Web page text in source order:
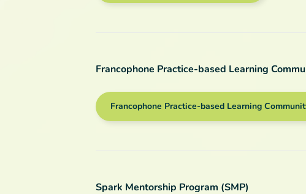
Francophone Practice-based Learning
Francophone Practice-based Learning
Spark Mentorship Program (SMP)